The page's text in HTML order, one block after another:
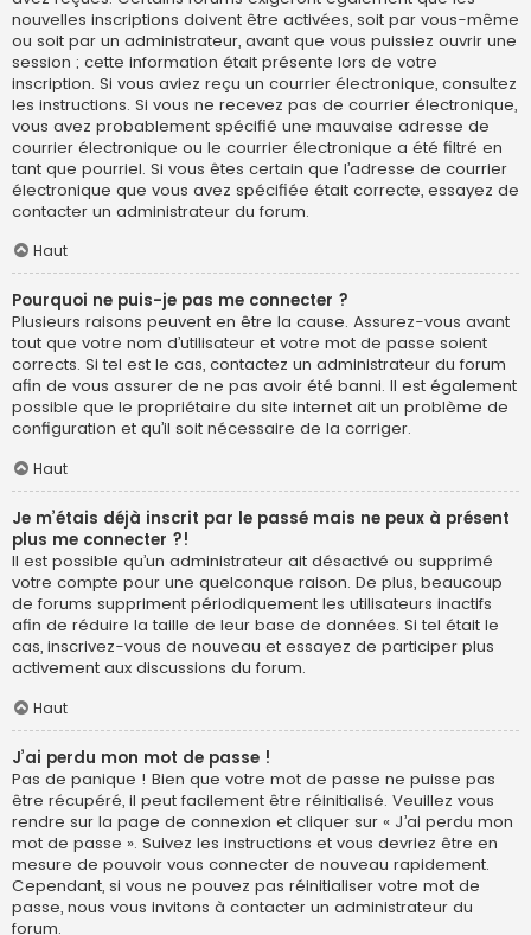
nouvelles inscriptions doivent être activées, soit par vous-même
ou soit par un administrateur, avant que vous puissiez ouvrir une
session ; cette information était présente lors de votre
inscription. Si vous aviez reçu un courrier électronique, consultez
les instructions. Si vous ne recevez pas de courrier électronique,
vous avez probablement spécifié une mauvaise adresse de
courrier électronique ou le courrier électronique a été filtré en
tant que pourriel. Si vous êtes certain que l’adresse de courrier
électronique que vous avez spécifiée était correcte, essayez de
contacter un administrateur du forum.
Haut
Pourquoi ne puis-je pas me connecter ?
Plusieurs raisons peuvent en être la cause. Assurez-vous avant
tout que votre nom d’utilisateur et votre mot de passe soient
corrects. Si tel est le cas, contactez un administrateur du forum
afin de vous assurer de ne pas avoir été banni. Il est également
possible que le propriétaire du site internet ait un problème de
configuration et qu’il soit nécessaire de la corriger.
Haut
Je m’étais déjà inscrit par le passé mais ne peux à présent
plus me connecter ?!
Il est possible qu’un administrateur ait désactivé ou supprimé
votre compte pour une quelconque raison. De plus, beaucoup
de forums suppriment périodiquement les utilisateurs inactifs
afin de réduire la taille de leur base de données. Si tel était le
cas, inscrivez-vous de nouveau et essayez de participer plus
activement aux discussions du forum.
Haut
J’ai perdu mon mot de passe !
Pas de panique ! Bien que votre mot de passe ne puisse pas
être récupéré, il peut facilement être réinitialisé. Veuillez vous
rendre sur la page de connexion et cliquer sur « J’ai perdu mon
mot de passe ». Suivez les instructions et vous devriez être en
mesure de pouvoir vous connecter de nouveau rapidement.
Cependant, si vous ne pouvez pas réinitialiser votre mot de
passe, nous vous invitons à contacter un administrateur du
forum.